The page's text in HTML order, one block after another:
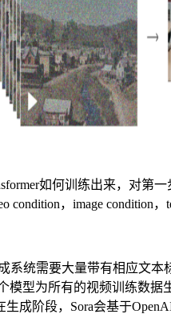
如何训练出来，对第
，image condition，
系统需要大量带有相应文
模型为所有的视频训练数
成阶段，Sora会基于